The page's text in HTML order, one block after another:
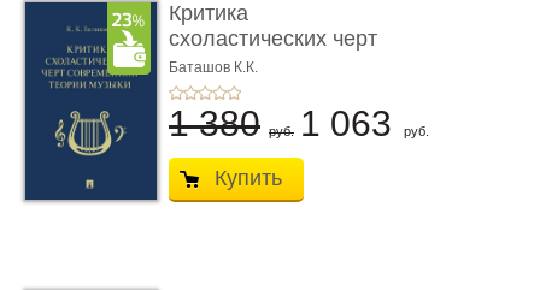
Критика
схоластических черт
современной теор� ...
Баташов К.К.
1 380 руб. 1 063 руб.
Купить